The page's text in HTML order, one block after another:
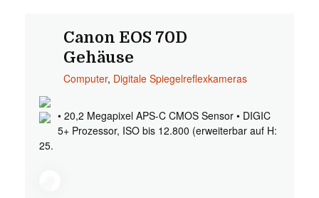
Canon EOS 70D
Gehäuse
Computer, Digitale Spiegelreflexkameras
• 20,2 Megapixel APS-C CMOS Sensor • DIGIC
5+ Prozessor, ISO bis 12.800 (erweiterbar auf H:
25.